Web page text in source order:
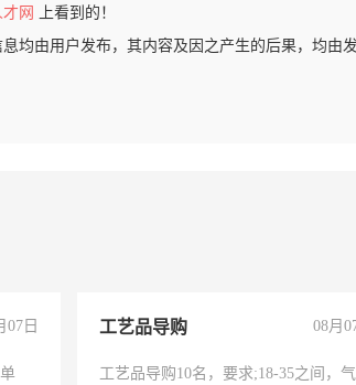
网
上看到的！
均由用户发布，其内容及因之产生的后果，均由
07日 工艺品导购 08月
工艺品导购10名，要求;18-35之间，